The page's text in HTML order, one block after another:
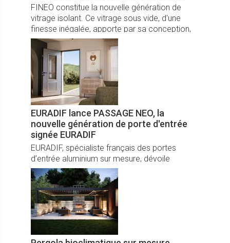
FINEO constitue la nouvelle génération de
vitrage isolant. Ce vitrage sous vide, d'une
finesse inégalée, apporte par sa conception,
une luminosité optimale. Isolant aussi
efficacement qu'un triple vitrage, il apportera
légèreté et design à tout intérieur.
EURADIF lance PASSAGE NEO, la
nouvelle génération de porte d'entrée
signée EURADIF
EURADIF, spécialiste français des portes
d’entrée aluminium sur mesure, dévoile
PASSAGE NEO, une nouvelle gamme innovante
commercialisée à partir du 15 septembre
2025.